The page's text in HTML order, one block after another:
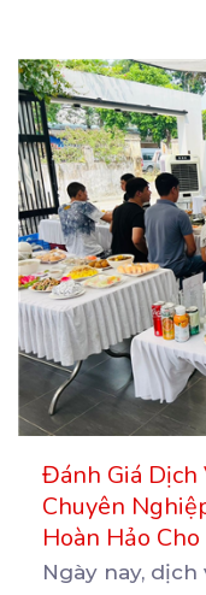
Đánh Giá Dịch
Chuyên
Hoàn Hảo
Ngày nay,